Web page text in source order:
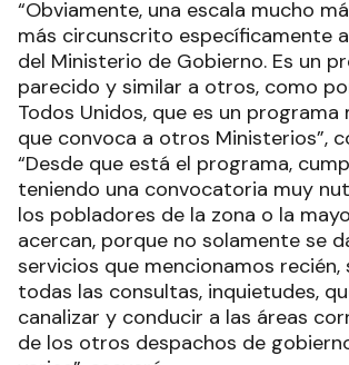
“Obviamente, una escala mucho
más circunscrito específicamente
del Ministerio de Gobierno. Es un
parecido y similar a otros, como
Todos Unidos, que es un programa
que convoca a otros Ministerios”,
“Desde que está el programa,
teniendo una convocatoria muy
los pobladores de la zona o la
acercan, porque no solamente se
servicios que mencionamos recién,
todas las consultas, inquietudes,
canalizar y conducir a las áreas
de los otros despachos de